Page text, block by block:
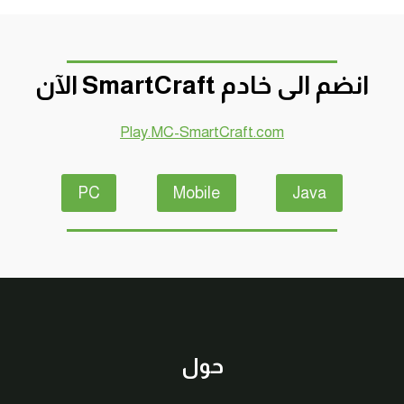
انضم الى خادم SmartCraft الآن
Play.MC-SmartCraft.com
Java
Mobile
PC
حول